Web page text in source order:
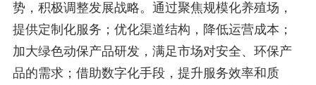
势，积极调整发展战略。通过聚焦规模化养殖场，
提供定制化服务；优化渠道结构，降低运营成本；
加大绿色动保产品研发，满足市场对安全、环保产
品的需求；借助数字化手段，提升服务效率和质